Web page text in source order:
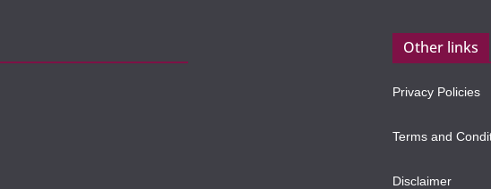
Other links
Privacy Policies
Terms and
Disclaimer